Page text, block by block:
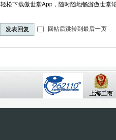
轻松下载傲世堂App，随时随地畅游傲世堂
发表回复 回帖后跳转到最后一页